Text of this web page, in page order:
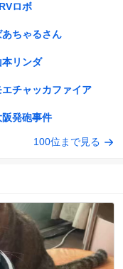
ロボ
あちゃるさん
本リンダ
エチャッカファイア
阪発砲事件
100位まで見る